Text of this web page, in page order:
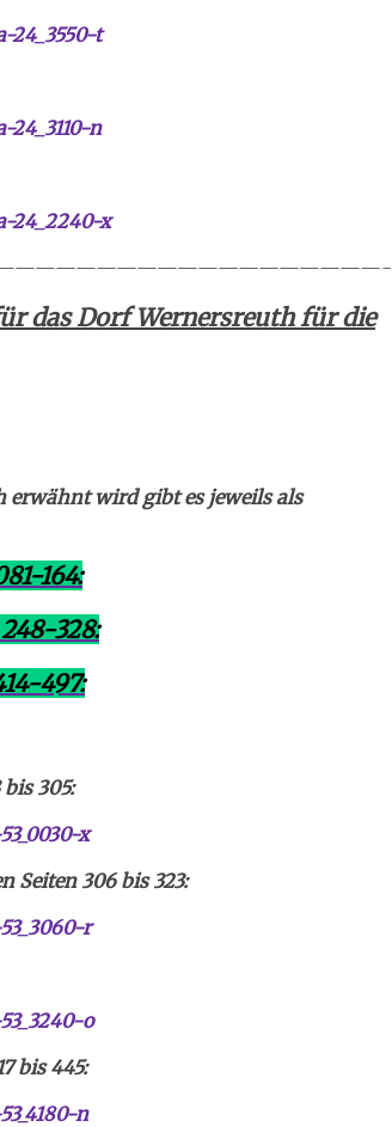
24_3550-t
n
24_2240-x
das Dorf Wernersreuth für die
erwähnt wird gibt es jeweils als
164:
328:
497:
305:
x
Seiten 306 bis 323:
r
o
bis 445:
n